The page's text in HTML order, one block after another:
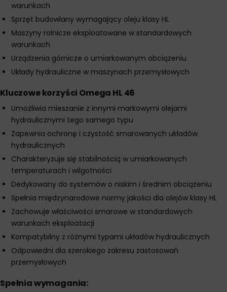
warunkach
Sprzęt budowlany wymagający oleju klasy HL
Maszyny rolnicze eksploatowane w standardowych
warunkach
Urządzenia górnicze o umiarkowanym obciążeniu
Układy hydrauliczne w maszynach przemysłowych
Kluczowe korzyści Omega HL 46
Umożliwia mieszanie z innymi markowymi olejami
hydraulicznymi tego samego typu
Zapewnia ochronę i czystość smarowanych układów
hydraulicznych
Charakteryzuje się stabilnością w umiarkowanych
temperaturach i wilgotności
Dedykowany do systemów o niskim i średnim obciążeniu
Spełnia międzynarodowe normy jakości dla olejów klasy HL
Zachowuje właściwości smarowe w standardowych
warunkach eksploatacji
Kompatybilny z różnymi typami układów hydraulicznych
Odpowiedni dla szerokiego zakresu zastosowań
przemysłowych
Spełnia wymagania: